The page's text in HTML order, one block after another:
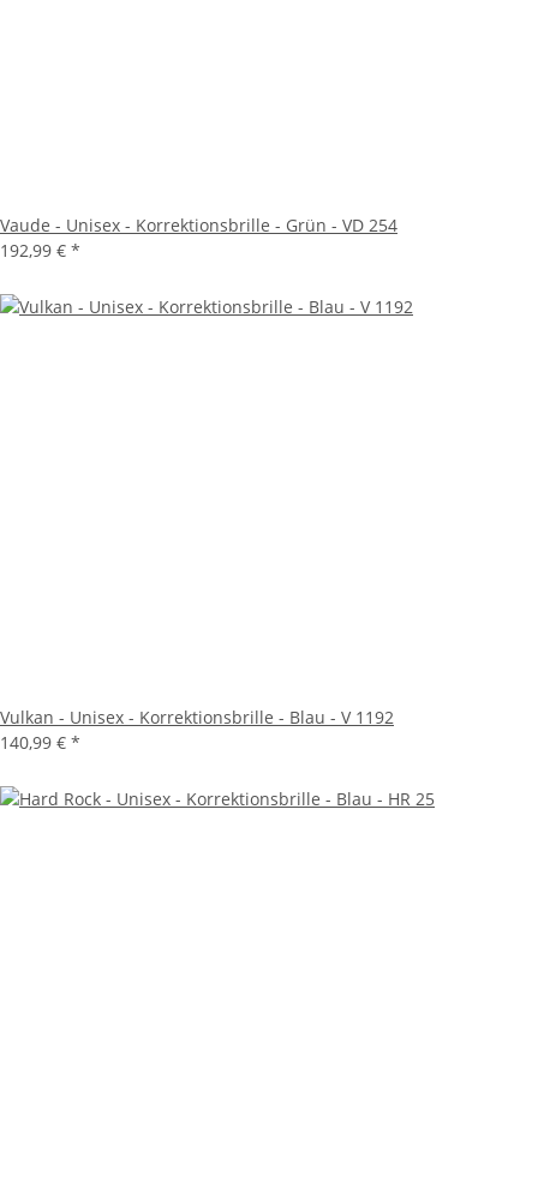
Vaude - Unisex - Korrektionsbrille - Grün - VD 254
192,99 € *
Vulkan - Unisex - Korrektionsbrille - Blau - V 1192
140,99 € *